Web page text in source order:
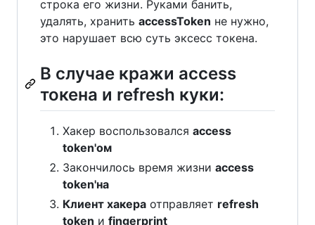
строка его жизни. Руками банить,
удалять, хранить accessToken не нужно,
это нарушает всю суть эксесс токена.
В случае кражи access
токена и refresh куки:
Хакер воспользовался access
token'ом
Закончилось время жизни access
token'на
Клиент хакера отправляет refresh
token и fingerprint